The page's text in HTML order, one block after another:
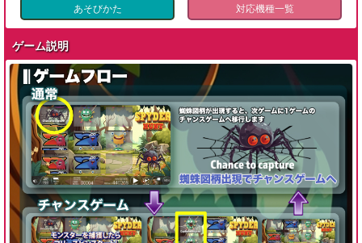
あそびかた 対応機種一覧
ゲーム説明